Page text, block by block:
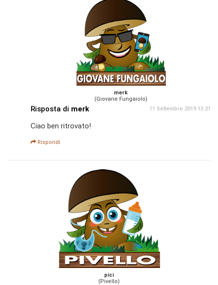
merk
(Giovane Fungaiolo)
Risposta di merk 11 Settembre 2019 13:21
Ciao ben ritrovato!
Rispondi
pici
(Pivello)